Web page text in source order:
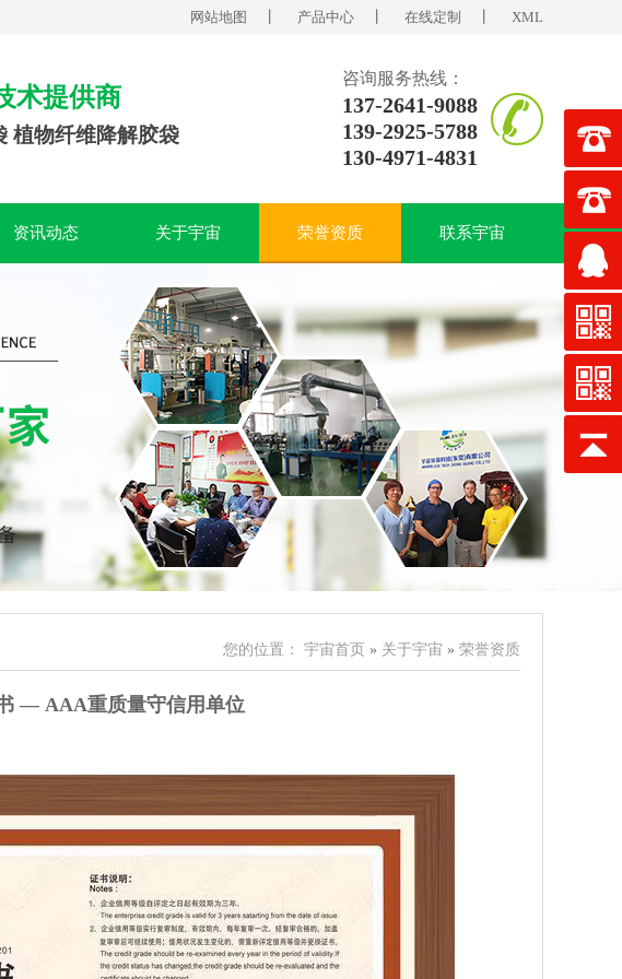
网站地图 产品中心 在线定制 XML
术提供商
植物纤维降解胶袋
咨询服务热线：
137-2641-9088
139-2925-5788
130-4971-4831
资讯动态 关于宇宙 荣誉资质 联系宇宙
您的位置： 宇宙首页 » 关于宇宙 » 荣誉资质
— AAA重质量守信用单位